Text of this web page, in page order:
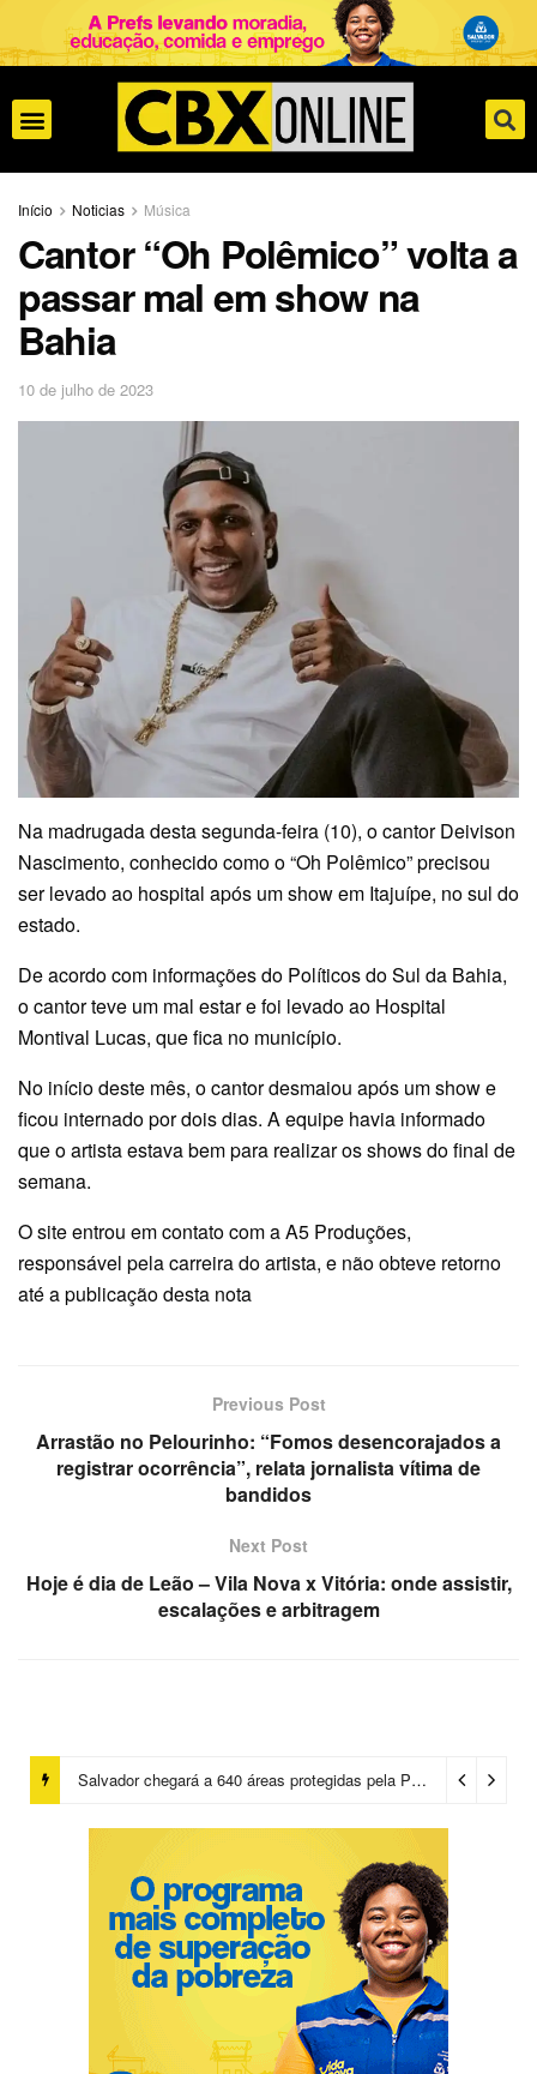
Início Noticias Música
Cantor “Oh Polêmico” volta a
passar mal em show na
Bahia
10 de julho de 2023
Na madrugada desta segunda-feira (10), o cantor Deivison
Nascimento, conhecido como o“Oh Polêmico”precisou
ser levado ao hospital após um show em Itajuípe, no sul do
estado.
De acordo com informações do Políticos do Sul da Bahia,
o cantor teve um mal estar e foi levado ao Hospital
Montival Lucas, que fica no município.
No início deste mês, o cantor desmaiou após um show e
ficou internado por dois dias. A equipe havia informado
que o artista estava bem para realizar os shows do final de
semana.
O site entrou em contato com a A5 Produções,
responsável pela carreira do artista, e não obteve retorno
até a publicação desta nota
Previous Post
Arrastão no Pelourinho: “Fomos desencorajados a
registrar ocorrência”, relata jornalista vítima de
bandidos
Next Post
Hoje é dia de Leão – Vila Nova x Vitória: onde assistir,
escalações e arbitragem
Salvador chegará a 640 áreas protegidas pela Prefeitura com investimentos em contenções de encostas e prevenção de riscos